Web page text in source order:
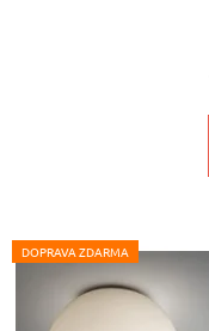
DOPRAVA ZDARMA